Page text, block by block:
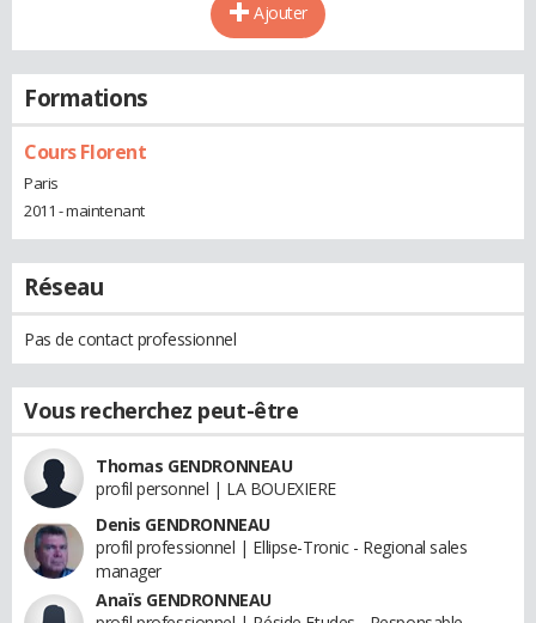
Ajouter
Formations
Cours Florent
Paris
2011 - maintenant
Réseau
Pas de contact professionnel
Vous recherchez peut-être
Thomas GENDRONNEAU
profil personnel | LA BOUEXIERE
Denis GENDRONNEAU
profil professionnel | Ellipse-Tronic - Regional sales
manager
Anaïs GENDRONNEAU